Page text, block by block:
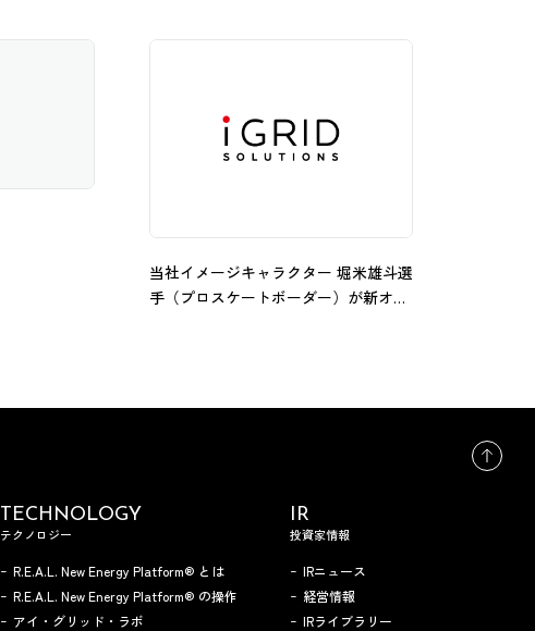
当社イメージキャラクター 堀米雄斗選
手（プロスケートボーダー）が新オフ
TECHNOLOGY
テクノロジー
R.E.A.L. New Energy Platform® とは
R.E.A.L. New Energy Platform® の操作
アイ・グリッド・ラボ
IR
投資家情報
IRニュース
経営情報
IRライブラリー